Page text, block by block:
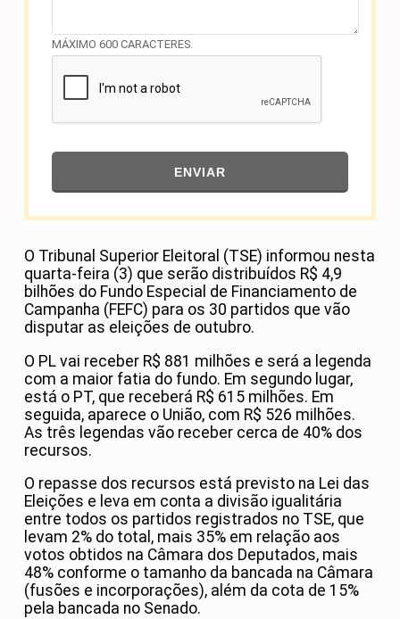
MÁXIMO 600 CARACTERES.
ENVIAR
O Tribunal Superior Eleitoral (TSE) informou nesta
quarta-feira (3) que serão distribuídos R$ 4,9
bilhões do Fundo Especial de Financiamento de
Campanha (FEFC) para os 30 partidos que vão
disputar as eleições de outubro.
O PL vai receber R$ 881 milhões e será a legenda
com a maior fatia do fundo. Em segundo lugar,
está o PT, que receberá R$ 615 milhões. Em
seguida, aparece o União, com R$ 526 milhões.
As três legendas vão receber cerca de 40% dos
recursos.
O repasse dos recursos está previsto na Lei das
Eleições e leva em conta a divisão igualitária
entre todos os partidos registrados no TSE, que
levam 2% do total, mais 35% em relação aos
votos obtidos na Câmara dos Deputados, mais
48% conforme o tamanho da bancada na Câmara
(fusões e incorporações), além da cota de 15%
pela bancada no Senado.